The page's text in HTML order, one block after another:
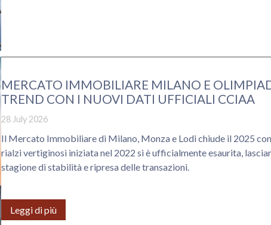
MERCATO IMMOBILIARE MILANO E
TREND CON I NUOVI DATI UFFICIALI CCIAA
28 July 2026
Il Mercato Immobiliare di Milano, Monza e Lodi chiude il 2025
rialzi vertiginosi iniziata nel 2022 si è ufficialmente esaurita,
stagione di stabilità e ripresa delle transazioni.
Leggi di più